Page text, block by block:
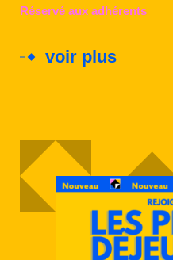
Réservé aux adhérents
voir plus